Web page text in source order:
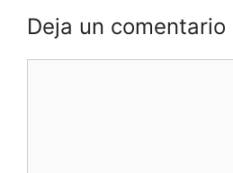
Deja un comentario